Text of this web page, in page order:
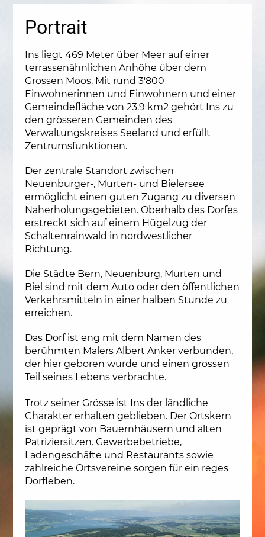
Portrait
Ins liegt 469 Meter über Meer auf einer
terrassenähnlichen Anhöhe über dem
Grossen Moos. Mit rund 3'800
Einwohnerinnen und Einwohnern und einer
Gemeindefläche von 23.9 km2 gehört Ins zu
den grösseren Gemeinden des
Verwaltungskreises Seeland und erfüllt
Zentrumsfunktionen.
Der zentrale Standort zwischen
Neuenburger-, Murten- und Bielersee
ermöglicht einen guten Zugang zu diversen
Naherholungsgebieten. Oberhalb des Dorfes
erstreckt sich auf einem Hügelzug der
Schaltenrainwald in nordwestlicher
Richtung.
Die Städte Bern, Neuenburg, Murten und
Biel sind mit dem Auto oder den öffentlichen
Verkehrsmitteln in einer halben Stunde zu
erreichen.
Das Dorf ist eng mit dem Namen des
berühmten Malers Albert Anker verbunden,
der hier geboren wurde und einen grossen
Teil seines Lebens verbrachte.
Trotz seiner Grösse ist Ins der ländliche
Charakter erhalten geblieben. Der Ortskern
ist geprägt von Bauernhäusern und alten
Patriziersitzen. Gewerbebetriebe,
Ladengeschäfte und Restaurants sowie
zahlreiche Ortsvereine sorgen für ein reges
Dorfleben.